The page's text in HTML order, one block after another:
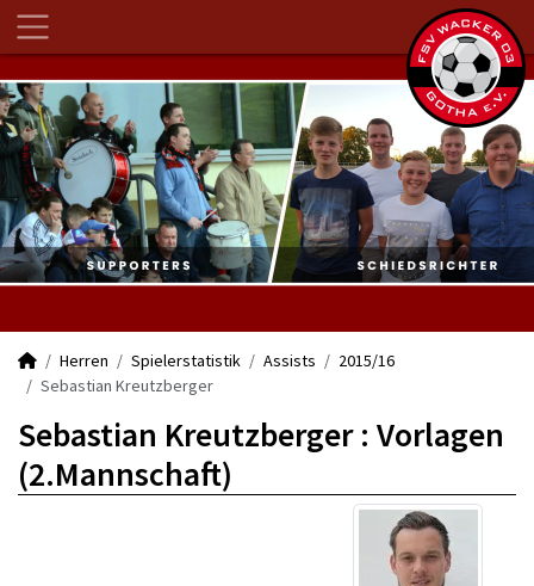
Herren Spielerstatistik Assists
2015/16
Sebastian Kreutzberger
Sebastian Kreutzberger : Vorlagen
(2.Mannschaft)